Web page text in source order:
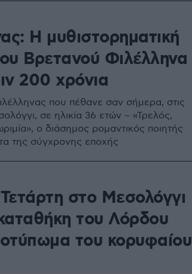
Η μυθιστορηματική
Βρετανού Φιλέλληνα
200 χρόνια
που πέθανε σαν σήμερα, στις
σε ηλικία 36 ετών – «Τρελός,
ο διάσημος ρομαντικός ποιητής
της σύγχρονης εποχής
στο Μεσολόγγι
του Λόρδου
του κορυφαίου